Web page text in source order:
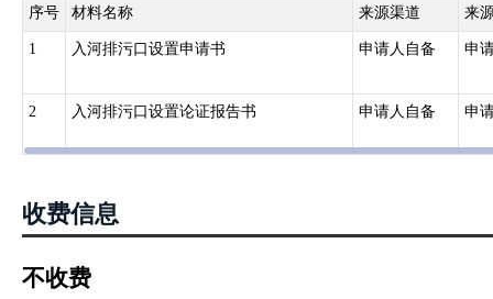
三、《入河排污口监督管理办法》（中华人民共和国水利部令第47
《水利部关于废止和修改部分规章的决定》修正）
有管辖权的县级以上地方人民政府水行政主管部门或者流域管理机
目审查手续或者取水许可审批手续的，排污单位应当根据具体要求
时，提出入河排污口设置申请。依法不需要编制环境影响报告书（
污口设置申请。”
四、《河南省机构改革方案》（豫办〔2018〕29号）
“将省水利厅入河排污口设置管理职能划转省生态环境厅。”
序号 材料名称 来源渠道 来
1 入河排污口设置申请书 申请人自备 申
2 入河排污口设置论证报告书 申请人自备 申
收费信息
不收费